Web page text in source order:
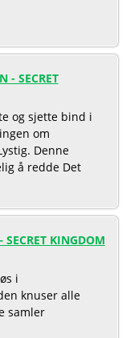
- SECRET
og sjette bind i
om
Denne
å redde Det
SECRET KINGDOM
i
knuser alle
samler